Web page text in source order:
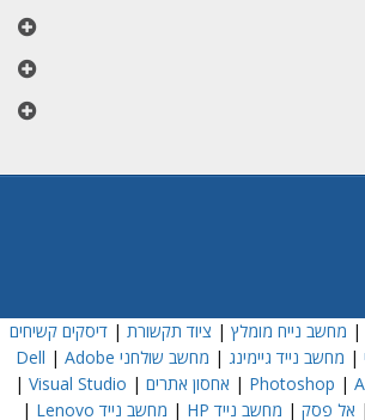
| מחשב נייח מומלץ | ציוד תקשורת |דיסקים קשיחים
| מחשב נייד גיימינג | מחשב שולחני Dell | Adobe
Photoshop |
| אחסון אתרים |
Visual Studio
|
| אל פסק | מחשב נייד HP | מחשב נייד Lenovo |